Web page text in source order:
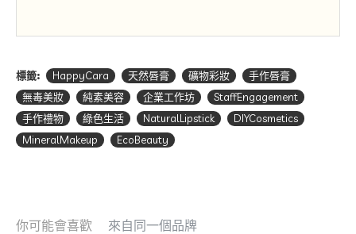
標籤: HappyCara 天然唇膏 礦物彩妝
手作唇膏
無毒美妝
純素美容 企業工作坊
StaffEngagement
手作禮物
綠色生活 NaturalLipstick
DIYCosmetics
MineralMakeup
EcoBeauty
你可能會喜歡 來自同一個品牌